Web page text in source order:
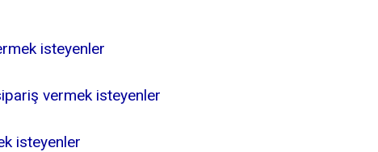
isteyenler
vermek isteyenler
isteyenler